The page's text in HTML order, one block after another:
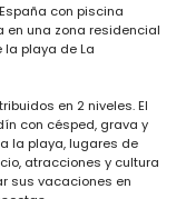
con piscina
una zona residencial
la playa de La
en 2 niveles. El
con césped, grava y
la playa, lugares de
atracciones y cultura
sus vacaciones en